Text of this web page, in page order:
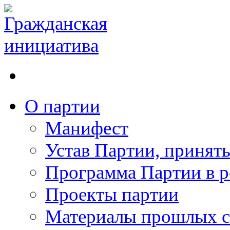
О партии
Манифест
Устав Партии,
Программа Партии в
Проекты партии
Материалы прошлых